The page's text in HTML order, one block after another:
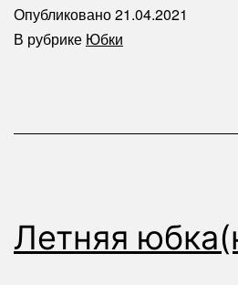
Опубликовано21.04.2021
В рубрике Юбки
Летняя